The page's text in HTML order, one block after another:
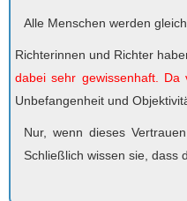
Alle Menschen werden
Richterinnen und Richter
dabei sehr gewissenhaft. Da
Unbefangenheit und
Nur, wenn dieses
Schließlich wissen sie, dass